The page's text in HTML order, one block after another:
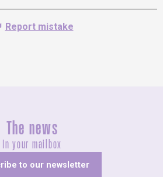
Report mistake
The news
In your mailbox
to our newsletter